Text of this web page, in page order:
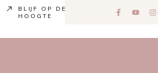
BLIJF OP DE
HOOGTE